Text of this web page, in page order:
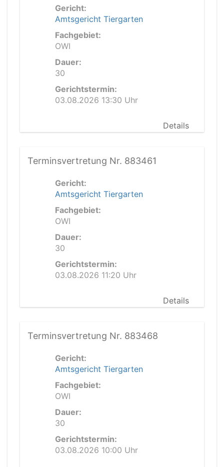
Gericht:
Amtsgericht Tiergarten
Fachgebiet:
OWI
Dauer:
30
Gerichtstermin:
03.08.2026 13:30 Uhr
Details
Terminsvertretung Nr. 883461
Gericht:
Amtsgericht Tiergarten
Fachgebiet:
OWI
Dauer:
30
Gerichtstermin:
03.08.2026 11:20 Uhr
Details
Terminsvertretung Nr. 883468
Gericht:
Amtsgericht Tiergarten
Fachgebiet:
OWI
Dauer:
30
Gerichtstermin:
03.08.2026 10:00 Uhr